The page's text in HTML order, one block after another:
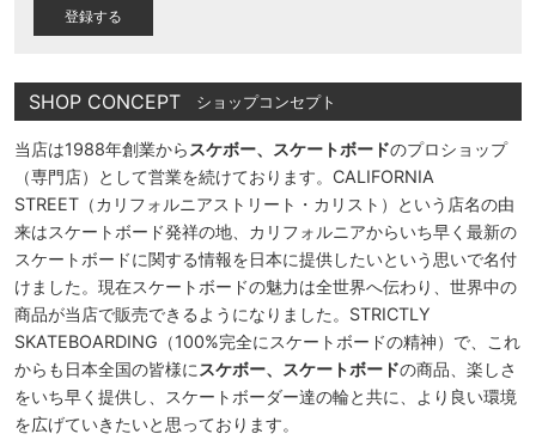
SHOP CONCEPT ショップコンセプト
当店は1988年創業から スケボー、スケートボードのプロショップ
（専門店）として営業を続けております。CALIFORNIA
STREET（カリフォルニアストリート・カリスト）という店名の由
来はスケートボード発祥の地、カリフォルニアからいち早く最新の
スケートボードに関する情報を日本に提供したいという思いで名付
けました。現在スケートボードの魅力は全世界へ伝わり、世界中の
商品が当店で販売できるようになりました。STRICTLY
SKATEBOARDING（100%完全にスケートボードの精神）で、これ
からも日本全国の皆様に スケボー、スケートボードの商品、楽しさ
をいち早く提供し、スケートボーダー達の輪と共に、より良い環境
を広げていきたいと思っております。